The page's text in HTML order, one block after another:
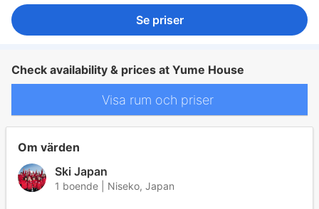
Se priser
Check availability & prices at Yume House
Visa rum och priser
Om värden
Ski Japan
1 boende | Niseko, Japan